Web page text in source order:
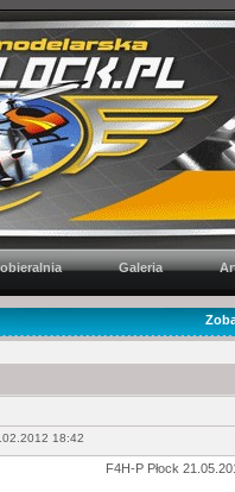
Galeria
18:42
F4H-P Płock